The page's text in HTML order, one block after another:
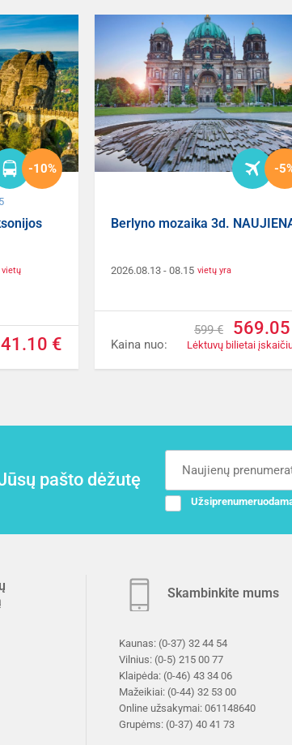
-10%
vietų
€
-
Berlyno mozaika 3d.
2026.08.13 - 08.15 vietų yra
Kaina nuo:
599 €
Lėktuvų bilietai
pašto dėžutę
Skambinkite mums
Kaunas: (0-37) 32 44 54
Vilnius: (0-5) 215 00 77
Klaipėda: (0-46) 43 34 06
Mažeikiai: (0-44) 32 53 00
Online užsakymai: 061148640
Grupėms: (0-37) 40 41 73